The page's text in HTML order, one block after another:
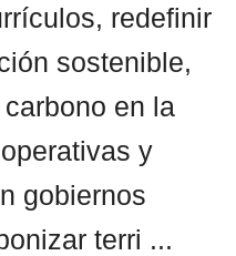
redefinir
sostenible,
en la
y
gobiernos
terri ...